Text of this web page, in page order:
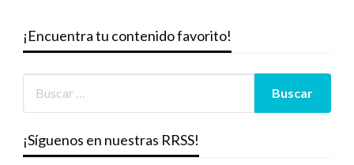
¡Encuentra tu contenido favorito!
¡Síguenos en nuestras RRSS!